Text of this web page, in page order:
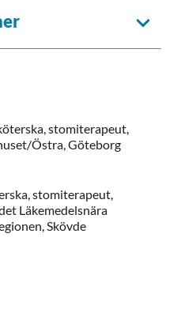
stomiterapeut,
Östra,Göteborg
stomiterapeut,
Läkemedelsnära
Skövde